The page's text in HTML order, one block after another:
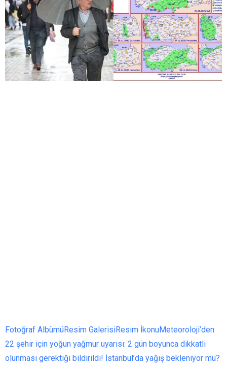
Fotoğraf AlbümüResim GalerisiResim İkonuMeteoroloji’den
22 şehir için yoğun yağmur uyarısı: 2 gün boyunca dikkatli
olunması gerektiği bildirildi! İstanbul’da yağış bekleniyor mu?